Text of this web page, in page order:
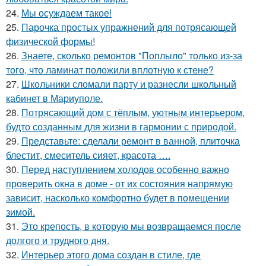
24. Мы осуждаем такое!
25. Парочка простых упражнений для потрясающей
физической формы!
26. Знаете, сколько ремонтов "Поплыло" только из-за
того, что ламинат положили вплотную к стене?
27. Школьники сломали парту и разнесли школьный
кабинет в Мариуполе.
28. Потрясающий дом с тёплым, уютным интерьером,
будто созданным для жизни в гармонии с природой.
29. Представьте: сделали ремонт в ванной, плиточка
блестит, смеситель сияет, красота ….
30. Перед наступлением холодов особенно важно
проверить окна в доме - от их состояния напрямую
зависит, насколько комфортно будет в помещении
зимой.
31. Это крепость, в которую мы возвращаемся после
долгого и трудного дня.
32. Интерьер этого дома создан в стиле, где